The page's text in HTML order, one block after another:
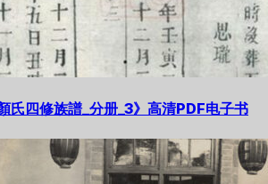
氏四修族譜_分册_3》高清PDF电子书